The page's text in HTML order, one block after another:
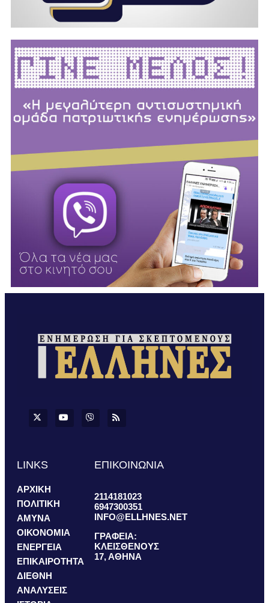
LINKS
ΑΡΧΙΚΗ
ΠΟΛΙΤΙΚΗ
ΑΜΥΝΑ
ΟΙΚΟΝΟΜΙΑ
ΕΝΕΡΓΕΙΑ
ΕΠΙΚΑΙΡΟΤΗΤΑ
ΔΙΕΘΝΗ
ΑΝΑΛΥΣΕΙΣ
ΕΠΙΚΟΙΝΩΝΙΑ
2114181023
6947300351
INFO@ELLHNES.NET
ΓΡΑΦΕΙΑ:
ΚΛΕΙΣΘΕΝΟΥΣ
17, ΑΘΗΝΑ